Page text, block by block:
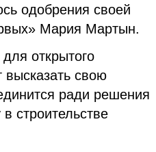
одобрения своей
Мария Мартын.
открытого
свою
ради решения
строительстве